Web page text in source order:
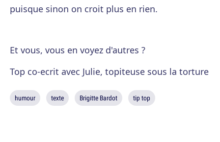
puisque sinon on croit plus en rien.
Et vous, vous en voyez d'autres ?
Top co-ecrit avec Julie, topiteuse sous la torture
humour texte Brigitte Bardot tip top